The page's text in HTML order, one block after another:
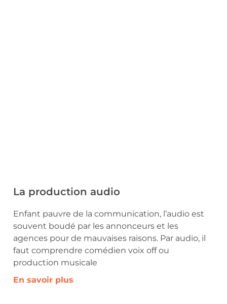
La production audio
Enfant pauvre de la communication, l’audio est
souvent boudé par les annonceurs et les
agences pour de mauvaises raisons. Par audio, il
faut comprendre comédien voix off ou
production musicale
En savoir plus